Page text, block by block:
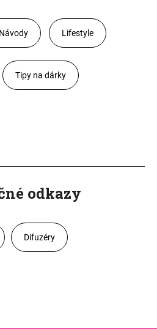
Návody Lifestyle
Tipy na dárky
odkazy
Difuzéry